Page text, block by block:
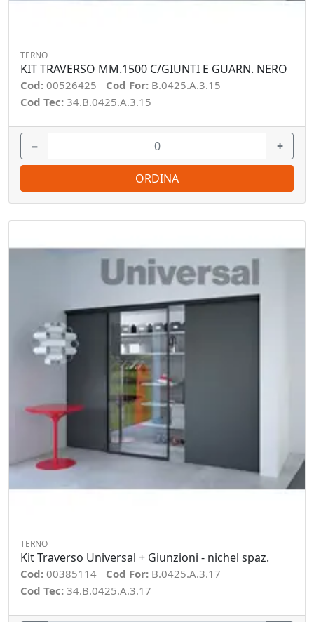
TERNO
KIT TRAVERSO MM.1500 C/GIUNTI E GUARN. NERO
Cod: 00526425 Cod For: B.0425.A.3.15
Cod Tec: 34.B.0425.A.3.15
− +
ORDINA
TERNO
Kit Traverso Universal + Giunzioni - nichel spaz.
Cod: 00385114 Cod For: B.0425.A.3.17
Cod Tec: 34.B.0425.A.3.17